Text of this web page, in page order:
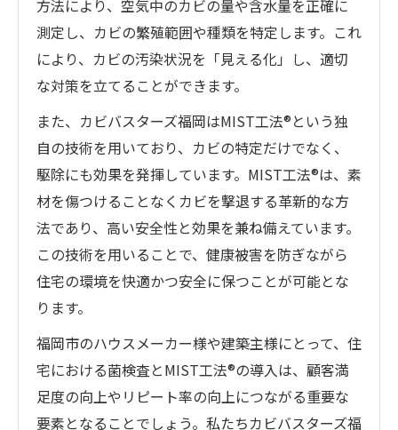
方法により、空気中のカビの量や含水量を正確に
測定し、カビの繁殖範囲や種類を特定します。これ
により、カビの汚染状況を「見える化」し、適切
な対策を立てることができます。
また、カビバスターズ福岡はMIST工法®という独
自の技術を用いており、カビの特定だけでなく、
駆除にも効果を発揮しています。MIST工法®は、素
材を傷つけることなくカビを撃退する革新的な方
法であり、高い安全性と効果を兼ね備えています。
この技術を用いることで、健康被害を防ぎながら
住宅の環境を快適かつ安全に保つことが可能とな
ります。
福岡市のハウスメーカー様や建築主様にとって、住
宅における菌検査とMIST工法®の導入は、顧客満
足度の向上やリピート率の向上につながる重要な
要素となることでしょう。私たちカビバスターズ福